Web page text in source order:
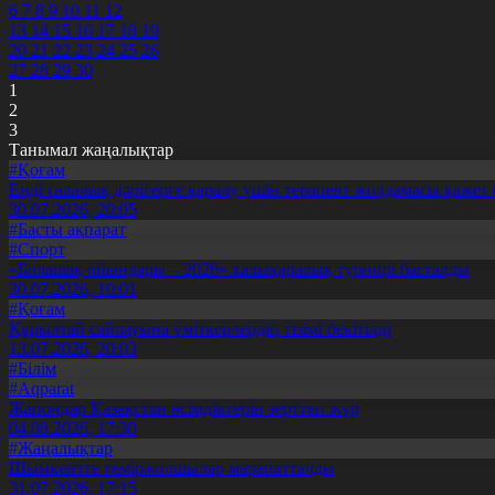
6 7 8 9 10 11 12
13 14 15 16 17 18 19
20 21 22 23 24 25 26
27 28 29 30
1
2
3
Танымал жаңалықтар
#Қоғам
Енді салалық дәрігерге қаралу үшін терапевт жолдамасы қажет
30.07.2026, 20:05
#Басты ақпарат
#Спорт
«Болашақ ойындары – 2026» халықаралық турнирі басталды
30.07.2026, 10:01
#Қоғам
Құрылтай сайлауына үміткерлердің тізімі бекітілді
13.07.2026, 20:03
#Білім
#Aqparat
Жапондар Қазақстан өсімдіктерін зерттеп жүр
04.08.2026, 17:30
#Жаңалықтар
Шымкентте теміржолшылар марапатталды
31.07.2026, 17:15